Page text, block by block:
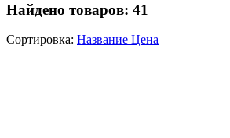
Найдено товаров: 41
Сортировка: Название Цена